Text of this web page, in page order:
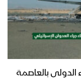
الدولي بالعاصمة